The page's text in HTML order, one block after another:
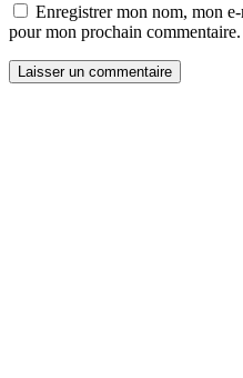
Enregistrer mon nom, mon
pour mon prochain commentaire.